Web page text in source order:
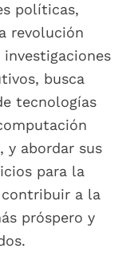
políticas,
revolución
busca
tecnologías
y abordar sus
para la
contribuir a la
próspero y